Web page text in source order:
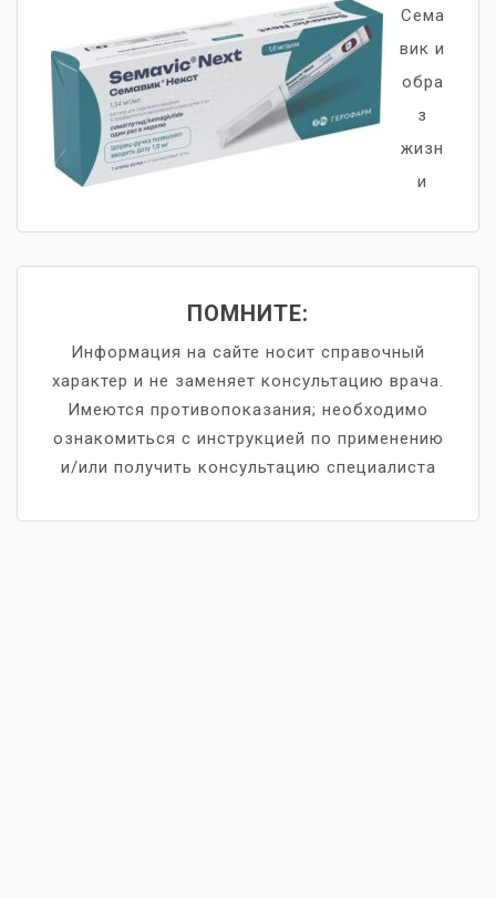
Сема
вик и
обра
з
жизн
и
ПОМНИТЕ:
Информация на сайте носит справочный
характер и не заменяет консультацию врача.
Имеются противопоказания; необходимо
ознакомиться с инструкцией по применению
и/или получить консультацию специалиста